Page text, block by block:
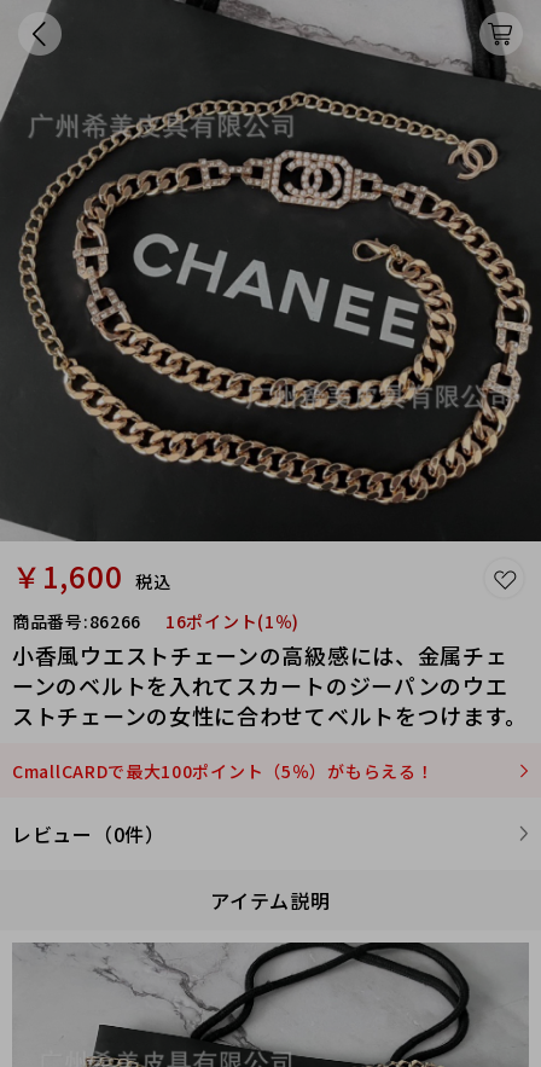
￥1,600 税込
商品番号:86266 16ポイント(1％)
小香風ウエストチェーンの高級感には、金属チェ
ーンのベルトを入れてスカートのジーパンのウエ
ストチェーンの女性に合わせてベルトをつけます。
CmallCARDで最大100ポイント（5％）がもらえる！
レビュー（0件）
アイテム説明